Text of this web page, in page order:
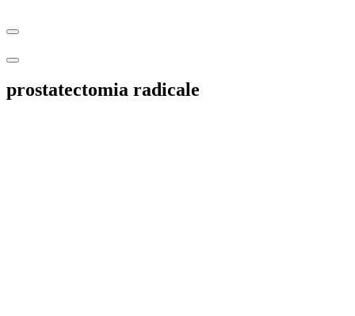
prostatectomia radicale